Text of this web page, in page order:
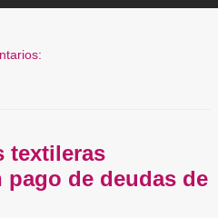
textileras
de deudas de